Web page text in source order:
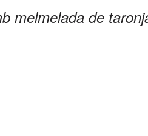
melmelada de